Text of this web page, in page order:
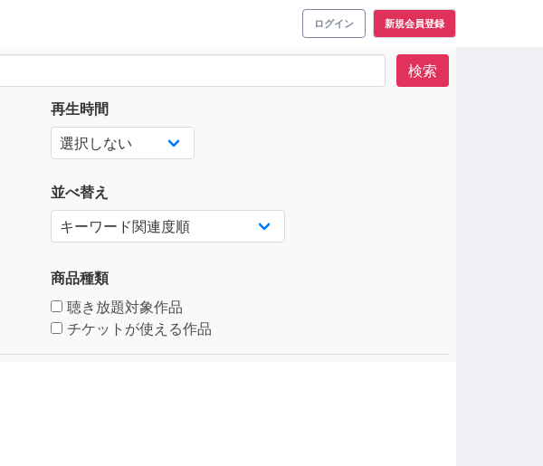
ログイン 新規会員登録
検索
再生時間
並べ替え
商品種類
聴き放題対象作品
チケットが使える作品